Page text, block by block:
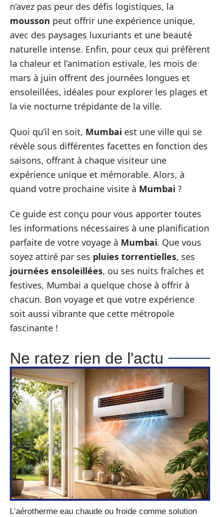
n’avez pas peur des défis logistiques, la
mousson peut offrir une expérience unique,
avec des paysages luxuriants et une beauté
naturelle intense. Enfin, pour ceux qui préfèrent
la chaleur et l’animation estivale, les mois de
mars à juin offrent des journées longues et
ensoleillées, idéales pour explorer les plages et
la vie nocturne trépidante de la ville.
Quoi qu’il en soit, Mumbai est une ville qui se
révèle sous différentes facettes en fonction des
saisons, offrant à chaque visiteur une
expérience unique et mémorable. Alors, à
quand votre prochaine visite à Mumbai ?
Ce guide est conçu pour vous apporter toutes
les informations nécessaires à une planification
parfaite de votre voyage à Mumbai. Que vous
soyez attiré par ses pluies torrentielles, ses
journées ensoleillées, ou ses nuits fraîches et
festives, Mumbai a quelque chose à offrir à
chacun. Bon voyage et que votre expérience
soit aussi vibrante que cette métropole
fascinante !
Ne ratez rien de l'actu
L’aérotherme eau chaude ou froide comme solution